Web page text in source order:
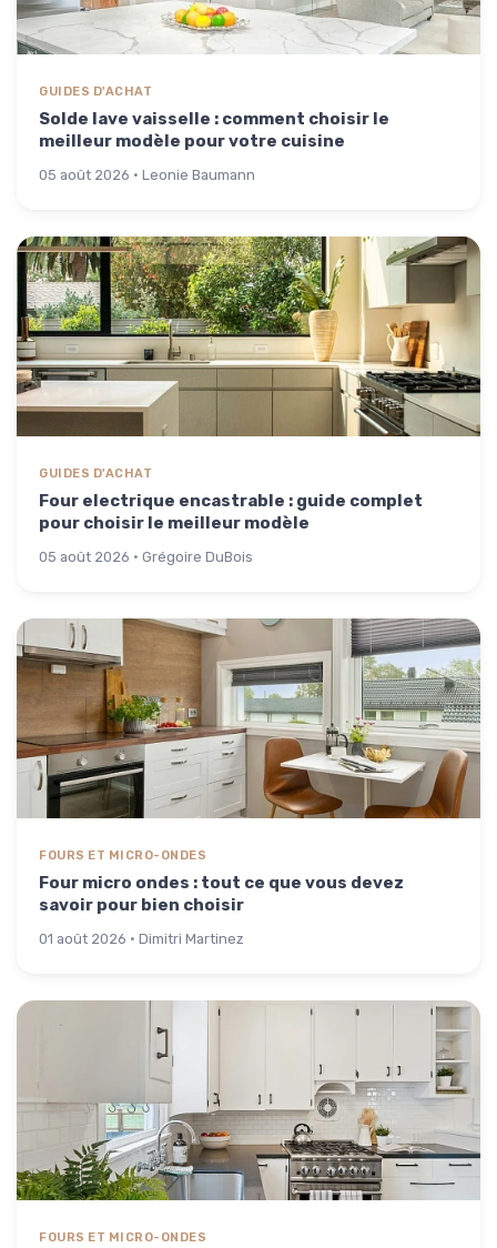
GUIDES D'ACHAT
Solde lave vaisselle : comment choisir le
meilleur modèle pour votre cuisine
05 août 2026 · Leonie Baumann
GUIDES D'ACHAT
Four electrique encastrable : guide complet
pour choisir le meilleur modèle
05 août 2026 · Grégoire DuBois
FOURS ET MICRO-ONDES
Four micro ondes : tout ce que vous devez
savoir pour bien choisir
01 août 2026 · Dimitri Martinez
FOURS ET MICRO-ONDES